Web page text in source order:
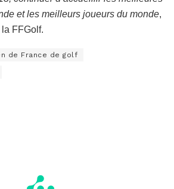
et les meilleurs joueurs du monde,
FFGolf.
de France de golf